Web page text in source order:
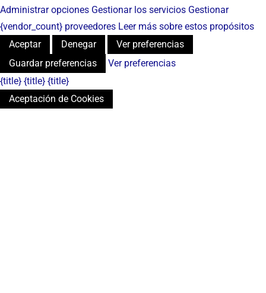
Administrar opciones Gestionar los servicios Gestionar
{vendor_count} proveedores Leer más sobre estos propósitos
Aceptar
Denegar
Ver preferencias
Guardar preferencias
Ver preferencias
{title} {title} {title}
Aceptación de Cookies